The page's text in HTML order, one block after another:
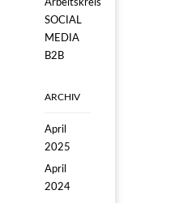
Arbeitskreis
SOCIAL
MEDIA
B2B
ARCHIV
April
2025
April
2024